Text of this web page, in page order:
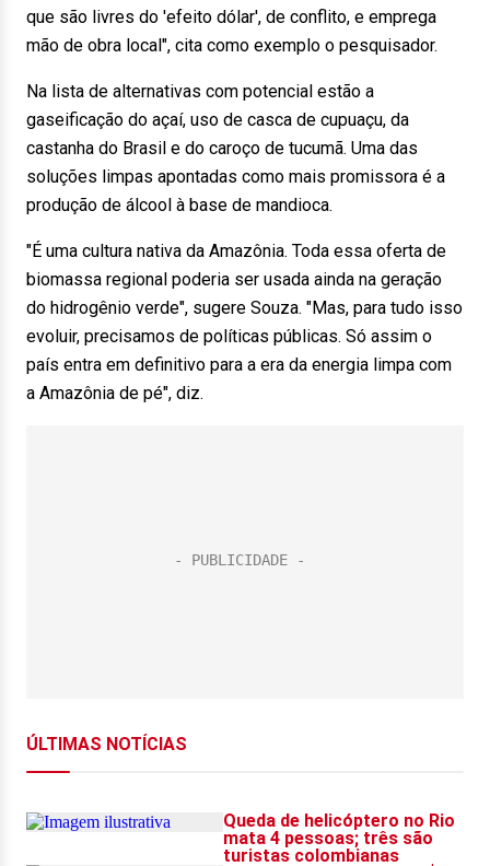
que são livres do 'efeito dólar', de conflito, e emprega
mão de obra local", cita como exemplo o pesquisador.
Na lista de alternativas com potencial estão a
gaseificação do açaí, uso de casca de cupuaçu, da
castanha do Brasil e do caroço de tucumã. Uma das
soluções limpas apontadas como mais promissora é a
produção de álcool à base de mandioca.
"É uma cultura nativa da Amazônia. Toda essa oferta de
biomassa regional poderia ser usada ainda na geração
do hidrogênio verde", sugere Souza. "Mas, para tudo isso
evoluir, precisamos de políticas públicas. Só assim o
país entra em definitivo para a era da energia limpa com
a Amazônia de pé", diz.